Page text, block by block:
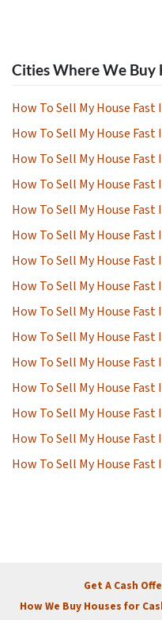
Cities Where We Buy
How To Sell My House Fast
How To Sell My House Fast
How To Sell My House Fast
How To Sell My House Fast
How To Sell My House
How To Sell My House Fast
How To Sell My House Fast
How To Sell My House
How To Sell My House Fast
How To Sell My House Fast
How To Sell My House
How To Sell My House Fast
How To Sell My House Fast
How To Sell My House Fast
How To Sell My House Fast
Get A Cash
How We Buy Houses for